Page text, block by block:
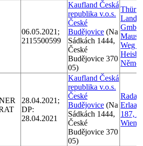
06.05.2021;
2115500599
Kaufland Česká
republika v.o.s.
České
Budějovice (Na
Sádkách 1444,
České
Budějovice 370
05)
Weg
28.04.2021;
DP:
28.04.2021
Kaufland Česká
republika v.o.s.
České
Budějovice (Na
Sádkách 1444,
České
Budějovice 370
05)
187,
Wien